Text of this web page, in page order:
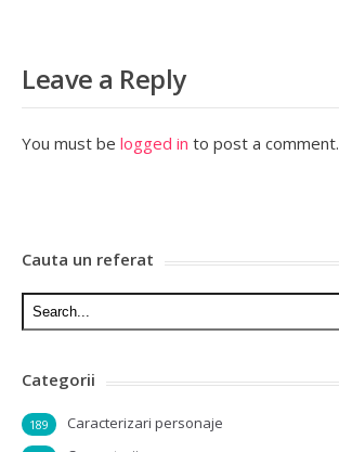
Leave a Reply
You must be logged in to post a comment.
Cauta un referat
Categorii
Caracterizari personaje
189